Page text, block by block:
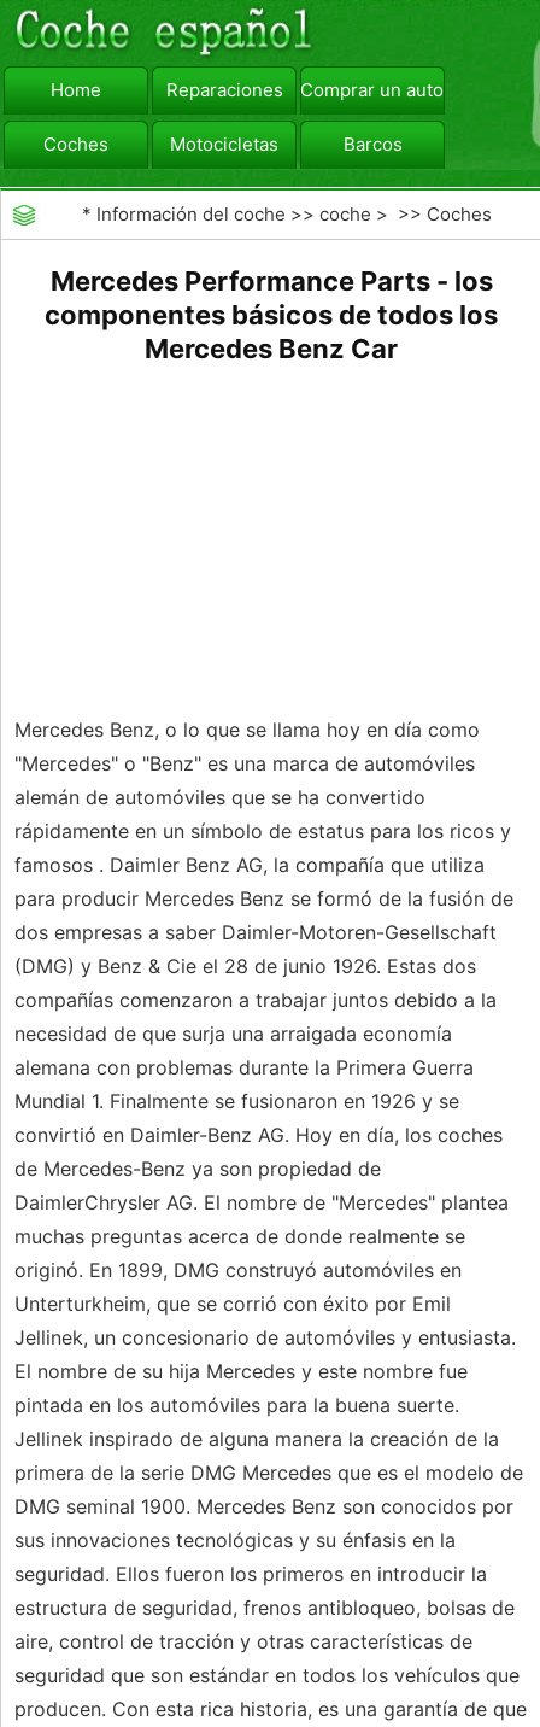
Home Reparaciones Comprar un automóvil
Coches Motocicletas Barcos
viajar Camiones
* Información del coche >>coche > >> Coches
Mercedes Performance Parts - los
componentes básicos de todos los
Mercedes Benz Car
Mercedes Benz, o lo que se llama hoy en día como
"Mercedes" o "Benz" es una marca de automóviles
alemán de automóviles que se ha convertido
rápidamente en un símbolo de estatus para los ricos y
famosos . Daimler Benz AG, la compañía que utiliza
para producir Mercedes Benz se formó de la fusión de
dos empresas a saber Daimler-Motoren-Gesellschaft
(DMG) y Benz & Cie el 28 de junio 1926. Estas dos
compañías comenzaron a trabajar juntos debido a la
necesidad de que surja una arraigada economía
alemana con problemas durante la Primera Guerra
Mundial 1. Finalmente se fusionaron en 1926 y se
convirtió en Daimler-Benz AG. Hoy en día, los coches
de Mercedes-Benz ya son propiedad de
DaimlerChrysler AG. El nombre de "Mercedes" plantea
muchas preguntas acerca de donde realmente se
originó. En 1899, DMG construyó automóviles en
Unterturkheim, que se corrió con éxito por Emil
Jellinek, un concesionario de automóviles y entusiasta.
El nombre de su hija Mercedes y este nombre fue
pintada en los automóviles para la buena suerte.
Jellinek inspirado de alguna manera la creación de la
primera de la serie DMG Mercedes que es el modelo de
DMG seminal 1900. Mercedes Benz son conocidos por
sus innovaciones tecnológicas y su énfasis en la
seguridad. Ellos fueron los primeros en introducir la
estructura de seguridad, frenos antibloqueo, bolsas de
aire, control de tracción y otras características de
seguridad que son estándar en todos los vehículos que
producen. Con esta rica historia, es una garantía de que